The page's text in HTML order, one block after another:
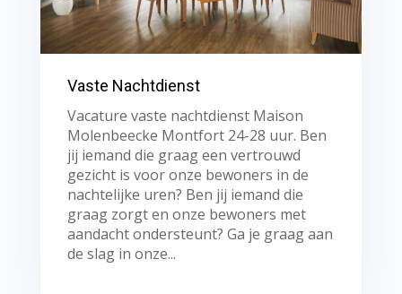
Vaste Nachtdienst
Vacature vaste nachtdienst Maison
Molenbeecke Montfort 24-28 uur. Ben
jij iemand die graag een vertrouwd
gezicht is voor onze bewoners in de
nachtelijke uren? Ben jij iemand die
graag zorgt en onze bewoners met
aandacht ondersteunt? Ga je graag aan
de slag in onze...